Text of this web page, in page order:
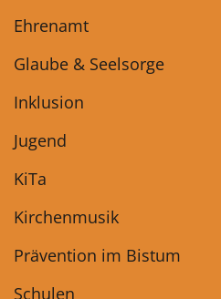
Ehrenamt
Glaube & Seelsorge
Inklusion
Jugend
KiTa
Kirchenmusik
Prävention im Bistum
Schulen